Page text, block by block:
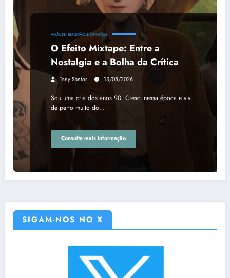
ANÁLISE REFLEXÃO & OPINIÕES
O Efeito Mixtape: Entre a
Nostalgia e a Bolha da Crítica
Tony Santos 13/05/2026
Sou uma cria dos anos 90. Cresci nessa época e vivi
de perto muito do…
Consulte mais informação
SIGAM-NOS NO X